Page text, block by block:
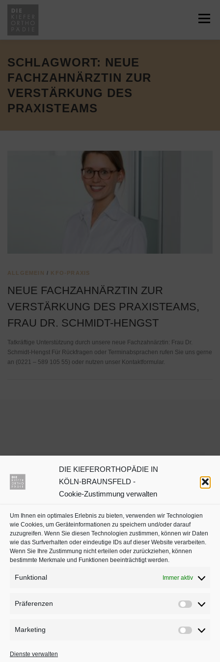
DIE KIEFERORTHOPÄDIE IN
KÖLN-BRAUNSFELD -
Cookie-Zustimmung verwalten
Um Ihnen ein optimales Erlebnis zu bieten, verwenden wir Technologien
wie Cookies, um Geräteinformationen zu speichern und/oder darauf
zuzugreifen. Wenn Sie diesen Technologien zustimmen, können wir Daten
wie das Surfverhalten oder eindeutige IDs auf dieser Website verarbeiten.
Wenn Sie Ihre Zustimmung nicht erteilen oder zurückziehen, können
bestimmte Merkmale und Funktionen beeinträchtigt werden.
Funktional Immer aktiv
Präferenzen
Marketing
Marketing
Dienste verwalten
Zum
Inhalt
springen
Menü
HOME ÜBER UNS JOBS
LEISTUNGEN SERVICE
KONTAKT RECHTLICHES
SCHLAGWORT: NEUE
FACHZAHNÄRZTIN ZUR
VERSTÄRKUNG DES
PRAXISTEAMS
ALLGEMEIN / KFO-PRAXIS
NEUE FACHZAHNÄRZTIN ZUR
VERSTÄRKUNG DES PRAXISTEAMS,
FRAU DR. SCHMIDT-HENGST
Tatkräftige Unterstützung durch unsere neue Fachzahnärztin: Frau Dr.
Schmidt-Hengst Für Rückfragen oder Terminabsprachen rufen Sie uns gerne
an (0221 – 589 105 55) oder nutzen unser Kontaktformular.
Dr. Julia Neuschulz
Kieferorthopäden oder
in Köln aufjameda